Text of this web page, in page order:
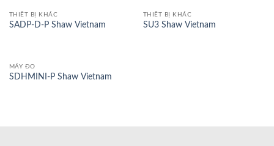
THIẾT BỊ KHÁC
SADP-D-P Shaw Vietnam
THIẾT BỊ KHÁC
SU3 Shaw Vietnam
MÁY ĐO
SDHMINI-P Shaw Vietnam